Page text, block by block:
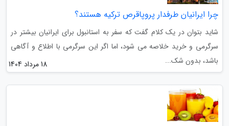
چرا ایرانیان طرفدار پروپاقرص ترکیه هستند؟
شاید بتوان در یک کلام گفت که سفر به استانبول برای ایرانیان بیشتر در
سرگرمی و خرید خلاصه می شود، اما اگر این سرگرمی با اطلاع و آگاهی
باشد، بدون شک...
18 مرداد 1404